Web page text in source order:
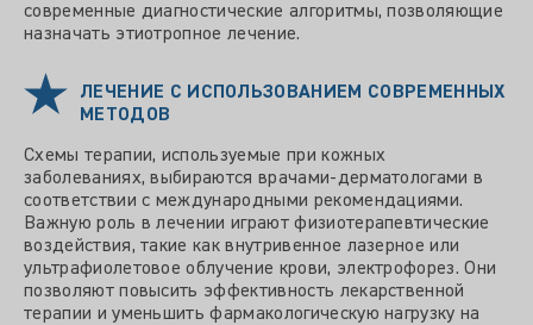
современные диагностические алгоритмы, позволяющие
назначать этиотропное лечение.
ЛЕЧЕНИЕ С ИСПОЛЬЗОВАНИЕМ СОВРЕМЕННЫХ
МЕТОДОВ
Схемы терапии, используемые при кожных
заболеваниях, выбираются врачами-дерматологами в
соответствии с международными рекомендациями.
Важную роль в лечении играют физиотерапевтические
воздействия, такие как внутривенное лазерное или
ультрафиолетовое облучение крови, электрофорез. Они
позволяют повысить эффективность лекарственной
терапии и уменьшить фармакологическую нагрузку на